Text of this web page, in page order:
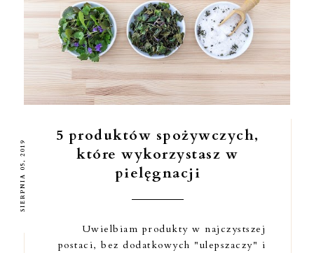
SIERPNIA 05, 2019
5 produktów spożywczych,
które wykorzystasz w
pielęgnacji
Uwielbiam produkty w najczystszej
postaci, bez dodatkowych "ulepszaczy" i